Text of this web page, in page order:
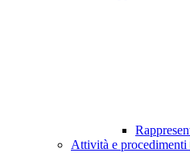
Attività e procedimenti